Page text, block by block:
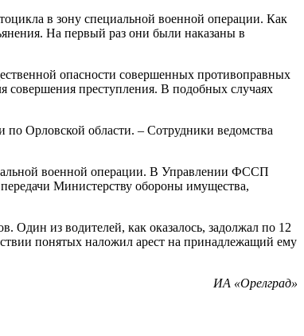
в зону специальной военной операции. Как
На первый раз они были наказаны в
опасности совершенных противоправных
совершения преступления. В подобных случаях
Орловской области. – Сотрудники ведомства
военной операции. В Управлении ФССП
Министерству обороны имущества,
Один из водителей, как оказалось, задолжал по 12
понятых наложил арест на принадлежащий ему
ИА «Орелград»